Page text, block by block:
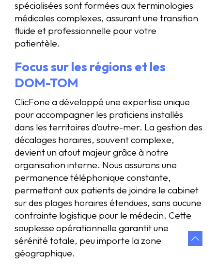
spécialisées sont formées aux terminologies
médicales complexes, assurant une transition
fluide et professionnelle pour votre
patientèle.
Focus sur les régions et les
DOM-TOM
ClicFone a développé une expertise unique
pour accompagner les praticiens installés
dans les territoires d’outre-mer. La gestion des
décalages horaires, souvent complexe,
devient un atout majeur grâce à notre
organisation interne. Nous assurons une
permanence téléphonique constante,
permettant aux patients de joindre le cabinet
sur des plages horaires étendues, sans aucune
contrainte logistique pour le médecin. Cette
souplesse opérationnelle garantit une
sérénité totale, peu importe la zone
géographique.